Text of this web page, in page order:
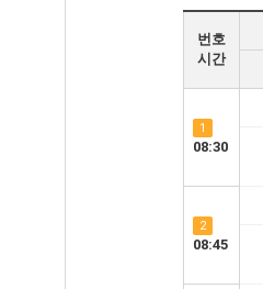
번호
시간
1
08:30
2
08:45